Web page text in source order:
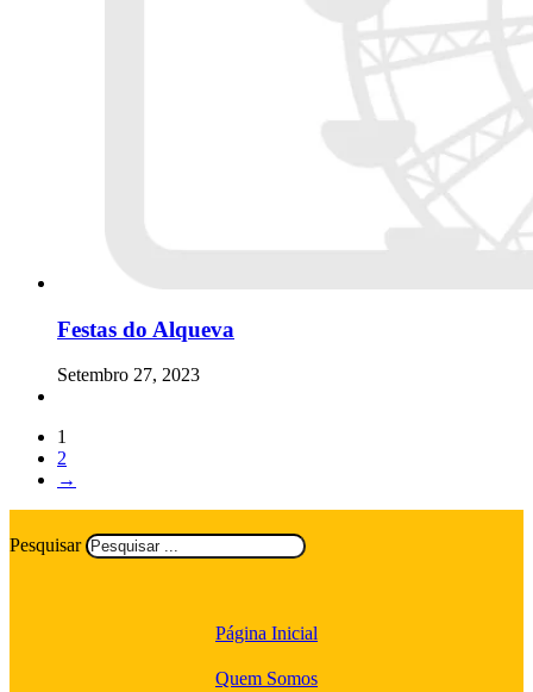
Festas do Alqueva
Setembro 27, 2023
1
2
→
Pesquisar
Página Inicial
Quem Somos